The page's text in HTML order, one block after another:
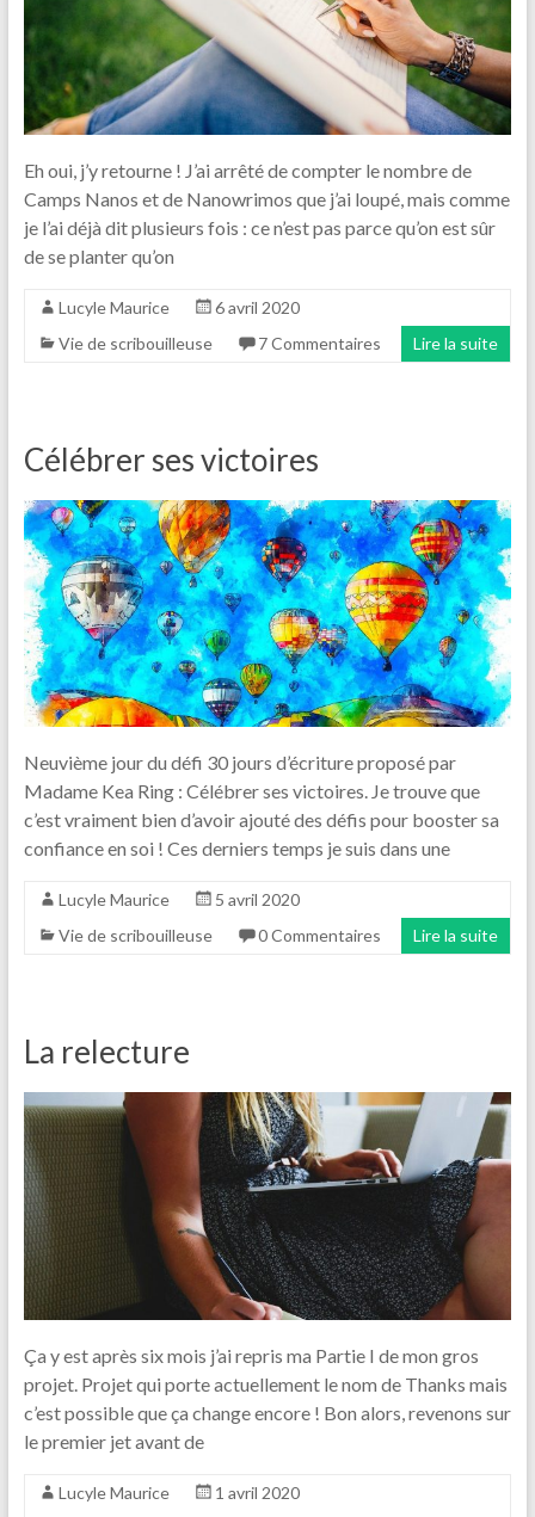
Eh oui, j’y retourne ! J’ai arrêté de compter le nombre de
Camps Nanos et de Nanowrimos que j’ai loupé, mais comme
je l’ai déjà dit plusieurs fois : ce n’est pas parce qu’on est sûr
de se planter qu’on
Lucyle Maurice
6 avril 2020
Vie de scribouilleuse
7 Commentaires Lire la suite
Célébrer ses victoires
Neuvième jour du défi 30 jours d’écriture proposé par
Madame Kea Ring : Célébrer ses victoires. Je trouve que
c’est vraiment bien d’avoir ajouté des défis pour booster sa
confiance en soi ! Ces derniers temps je suis dans une
Lucyle Maurice
5 avril 2020
Vie de scribouilleuse
0 Commentaires Lire la suite
La relecture
Ça y est après six mois j’ai repris ma Partie I de mon gros
projet. Projet qui porte actuellement le nom de Thanks mais
c’est possible que ça change encore ! Bon alors, revenons sur
le premier jet avant de
Lucyle Maurice 1 avril 2020